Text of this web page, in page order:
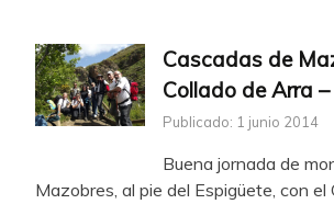
Cascadas de
Collado de Arra
Publicado: 1 junio 2014
Buena jornada de
Mazobres, al pie del Espigüete, con el